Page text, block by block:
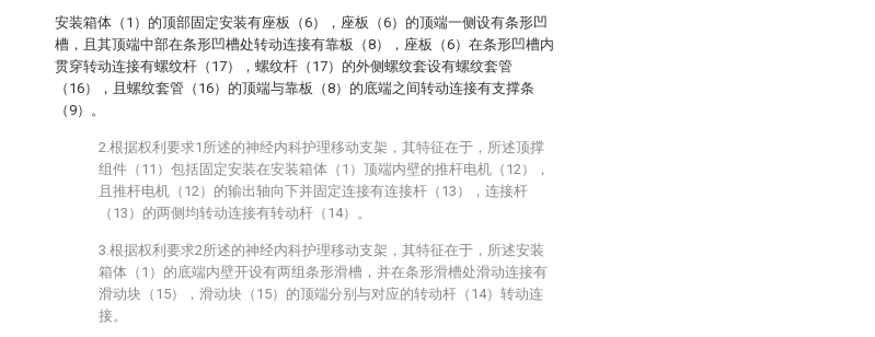
安装箱体（1）的顶部固定安装有座板（6），座板（6）的顶端一侧设有条形凹
槽，且其顶端中部在条形凹槽处转动连接有靠板（8），座板（6）在条形凹槽内
贯穿转动连接有螺纹杆（17），螺纹杆（17）的外侧螺纹套设有螺纹套管
（16），且螺纹套管（16）的顶端与靠板（8）的底端之间转动连接有支撑条
（9）。
2.根据权利要求1所述的神经内科护理移动支架，其特征在于，所述顶撑
组件（11）包括固定安装在安装箱体（1）顶端内壁的推杆电机（12），
且推杆电机（12）的输出轴向下并固定连接有连接杆（13），连接杆
（13）的两侧均转动连接有转动杆（14）。
3.根据权利要求2所述的神经内科护理移动支架，其特征在于，所述安装
箱体（1）的底端内壁开设有两组条形滑槽，并在条形滑槽处滑动连接有
滑动块（15），滑动块（15）的顶端分别与对应的转动杆（14）转动连
接。